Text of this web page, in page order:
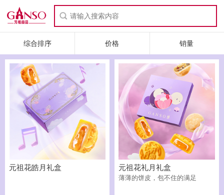
综合排序 价格 销量
元祖花皓月礼盒 元祖花礼月礼盒
薄薄的饼皮，包不住的满足